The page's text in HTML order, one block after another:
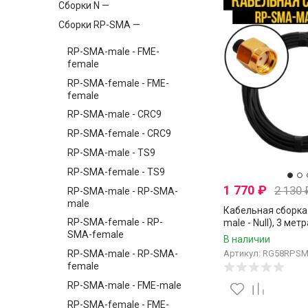
Сборки N —
Сборки RP-SMA —
RP-SMA-male - FME-
female
RP-SMA-female - FME-
female
RP-SMA-male - CRC9
RP-SMA-female - CRC9
RP-SMA-male - TS9
RP-SMA-female - TS9
RP-SMA-male - RP-SMA-
male
RP-SMA-female - RP-
SMA-female
RP-SMA-male - RP-SMA-
female
RP-SMA-male - FME-male
RP-SMA-female - FME-
1 770 ₽ 2 130
Кабельная
male - Null), 3
В наличии
Артикул: